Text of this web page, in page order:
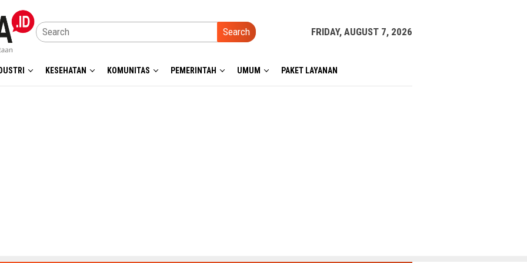
Search FRIDAY, AUGUST 7, 2026
KESEHATAN KOMUNITAS PEMERINTAH UMUM PAKET LAYANAN